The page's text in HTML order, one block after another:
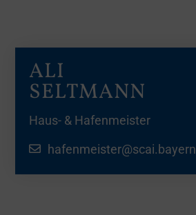
ALI
SELTMANN
Haus- & Hafenmeister
hafenmeister@scai.bayern